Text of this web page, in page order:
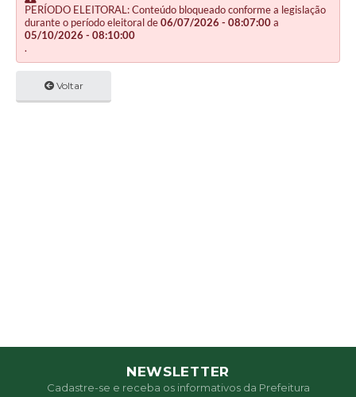
PERÍODO ELEITORAL: Conteúdo bloqueado conforme a legislação
durante o período eleitoral de06/07/2026 - 08:07:00a
05/10/2026 - 08:10:00
.
Voltar
NEWSLETTER
Cadastre-se e receba os informativos da Prefeitura